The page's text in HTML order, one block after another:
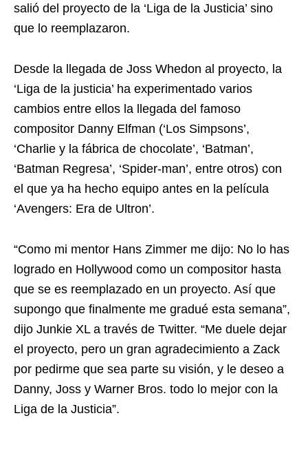
salió del proyecto de la ‘Liga de la Justicia’ sino
que lo reemplazaron.
Desde la llegada de Joss Whedon al proyecto, la
‘Liga de la justicia’ ha experimentado varios
cambios entre ellos la llegada del famoso
compositor Danny Elfman (‘Los Simpsons’,
‘Charlie y la fábrica de chocolate’, ‘Batman’,
‘Batman Regresa’, ‘Spider-man’, entre otros) con
el que ya ha hecho equipo antes en la película
‘Avengers: Era de Ultron’.
“Como mi mentor Hans Zimmer me dijo: No lo has
logrado en Hollywood como un compositor hasta
que se es reemplazado en un proyecto. Así que
supongo que finalmente me gradué esta semana”,
dijo Junkie XL a través de Twitter. “Me duele dejar
el proyecto, pero un gran agradecimiento a Zack
por pedirme que sea parte su visión, y le deseo a
Danny, Joss y Warner Bros. todo lo mejor con la
Liga de la Justicia”.